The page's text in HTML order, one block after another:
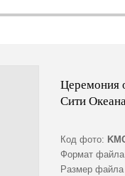
Церемония
Сити
Код фото:
Формат
Размер